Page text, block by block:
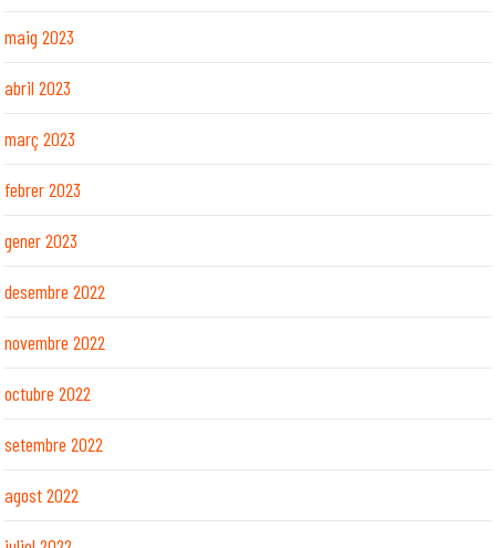
maig 2023
abril 2023
març 2023
febrer 2023
gener 2023
desembre 2022
novembre 2022
octubre 2022
setembre 2022
agost 2022